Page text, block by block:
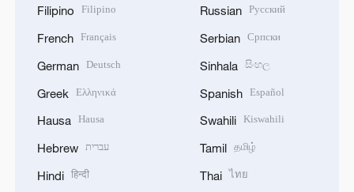
Filipino Filipino
French Français
German Deutsch
Greek Ελληνικά
Hausa Hausa
Hebrew עברית
Hindi हिन्दी
Russian Русский
Serbian Српски
Sinhala සිංහල
Spanish Español
Swahili Kiswahili
Tamil தமிழ்
Thai ไทย